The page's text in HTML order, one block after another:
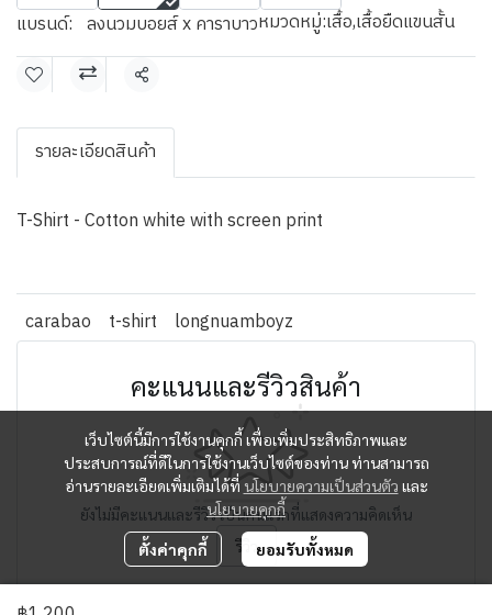
แบรนด์: ลงนวมบอยส์ x คาราบาวหมวดหมู่:เสื้อ,เสื้อยืดแขนสั้น
แชร์
รายละเอียดสินค้า
T-Shirt - Cotton white with screen print
carabao t-shirt longnuamboyz
คะแนนและรีวิวสินค้า
ยังไม่มีคะแนนและรีวิว เป็นคนแรกที่แสดงความคิดเห็น
รีวิว
เว็บไซต์นี้มีการใช้งานคุกกี้ เพื่อเพิ่มประสิทธิภาพและ
ประสบการณ์ที่ดีในการใช้งานเว็บไซต์ของท่าน ท่านสามารถ
อ่านรายละเอียดเพิ่มเติมได้ที่ นโยบายความเป็นส่วนตัว และ
นโยบายคุกกี้
ตั้งค่าคุกกี้ ยอมรับทั้งหมด